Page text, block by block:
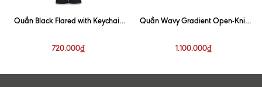
Quần Black Flared with Keychain
720.000₫
Quần Wavy Gradient Open-Knit
1.100.000₫